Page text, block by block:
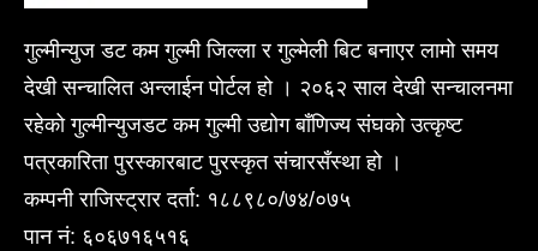
गुल्मीन्युज डट कम गुल्मी जिल्ला र गुल्मेली बिट बनाएर लामो समय
देखी सन्चालित अन्लाईन पोर्टल हो । २०६२ साल देखी सन्चालनमा
रहेको गुल्मीन्युजडट कम गुल्मी उद्योग बाँणिज्य संघको उत्कृष्ट
पत्रकारिता पुरस्कारबाट पुरस्कृत संचारसँस्था हो ।
कम्पनी राजिस्ट्रार दर्ता: १८८९८०/७४/०७५
पान नं: ६०६७१६५१६